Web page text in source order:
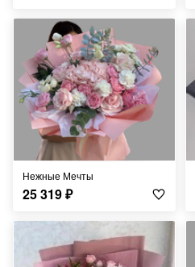
Нежные Мечты
25 319₽